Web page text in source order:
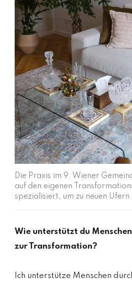
Die Praxis im 9. Wiener
auf den eigenen
spezialisiert, um zu neuen
Wie unterstützt du
zur Transformation?
Ich unterstütze Menschen